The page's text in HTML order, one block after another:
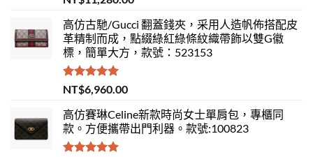
滿分 5
高仿古馳/Gucci 翻蓋錢夾，采用人造帆佈搭配皮
革精制而成，點綴綠紅綠條紋織帶飾以雙G徽
標，簡單大方，款號：523153
評分 5.00
滿分 5
NT$6,960.00
高仿賽琳Celine新款時尚女士單肩包，專櫃同
款。方便攜帶出門利器。款號:100823